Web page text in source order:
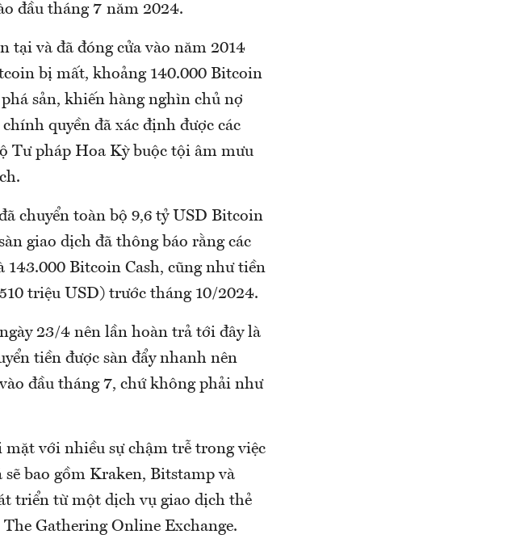
đầu tháng 7 năm 2024.
tại và đã đóng cửa vào năm 2014
bị mất, khoảng 140.000 Bitcoin
sản, khiến hàng nghìn chủ nợ
quyền đã xác định được các
Tư pháp Hoa Kỳ buộc tội âm mưu
chuyển toàn bộ 9,6 tỷ USD Bitcoin
giao dịch đã thông báo rằng các
143.000 Bitcoin Cash, cũng như tiền
triệu USD) trước tháng 10/2024.
23/4 nên lần hoàn trả tới đây là
tiền được sàn đẩy nhanh nên
đầu tháng 7, chứ không phải như
với nhiều sự chậm trễ trong việc
bao gồm Kraken, Bitstamp và
triển từ một dịch vụ giao dịch thẻ
Gathering Online Exchange.